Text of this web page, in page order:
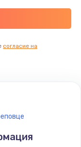
согласие на